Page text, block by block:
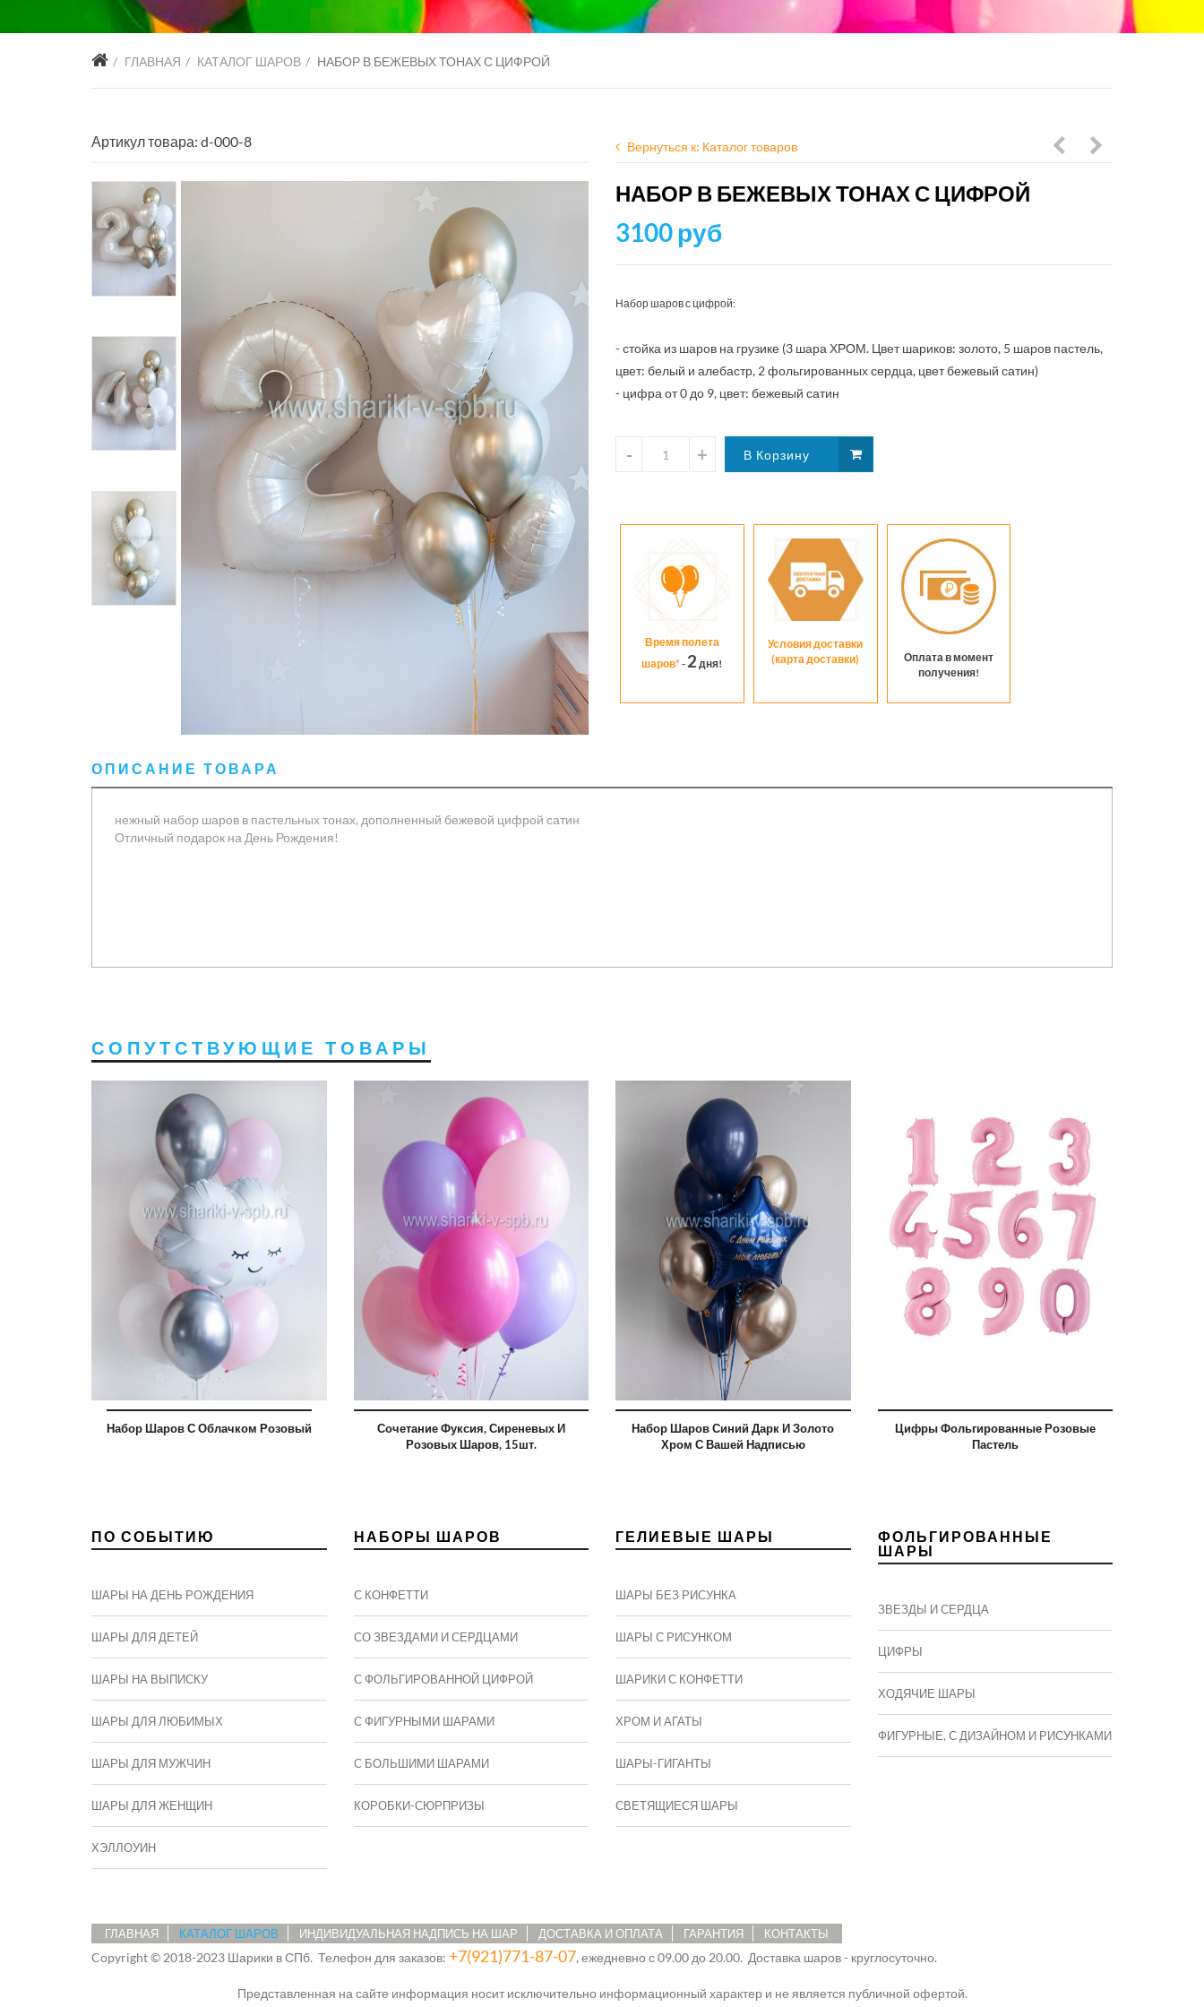
ГЛАВНАЯ КАТАЛОГ ШАРОВ НАБОР В БЕЖЕВЫХ ТОНАХ С ЦИФРОЙ
Артикул товара: d-000-8 Вернуться к: Каталог товаров
и
розовом
тонах
НАБОР В БЕЖЕВЫХ ТОНАХ С ЦИФРОЙ
3100 руб
Набор шаров с цифрой:
- стойка из шаров на грузике (3 шара ХРОМ. Цвет шариков: золото, 5 шаров пастель,
цвет: белый и алебастр, 2 фольгированных сердца, цвет бежевый сатин)
- цифра от 0 до 9, цвет: бежевый сатин
Время полета
шаров*- 2 дня!
Условия доставки
(карта доставки)
Оплата в момент
получения!
ОПИСАНИЕ ТОВАРА
нежный набор шаров в пастельных тонах, дополненный бежевой цифрой сатин
Отличный подарок на День Рождения!
СОПУТСТВУЮЩИЕ ТОВАРЫ
Набор Шаров С Облачком Розовый
Сочетание Фуксия, Сиреневых И
Розовых Шаров, 15шт.
Набор Шаров Синий Дарк И Золото
Хром С Вашей Надписью
Цифры Фольгированные Розовые
Пастель
ПО СОБЫТИЮ
ШАРЫ НА ДЕНЬ РОЖДЕНИЯ
ШАРЫ ДЛЯ ДЕТЕЙ
ШАРЫ НА ВЫПИСКУ
ШАРЫ ДЛЯ ЛЮБИМЫХ
ШАРЫ ДЛЯ МУЖЧИН
ШАРЫ ДЛЯ ЖЕНЩИН
ХЭЛЛОУИН
НАБОРЫ ШАРОВ
С КОНФЕТТИ
СО ЗВЕЗДАМИ И СЕРДЦАМИ
С ФОЛЬГИРОВАННОЙ ЦИФРОЙ
С ФИГУРНЫМИ ШАРАМИ
C БОЛЬШИМИ ШАРАМИ
КОРОБКИ-СЮРПРИЗЫ
ГЕЛИЕВЫЕ ШАРЫ
ШАРЫ БЕЗ РИСУНКА
ШАРЫ С РИСУНКОМ
ШАРИКИ С КОНФЕТТИ
ХРОМ И АГАТЫ
ШАРЫ-ГИГАНТЫ
СВЕТЯЩИЕСЯ ШАРЫ
ФОЛЬГИРОВАННЫЕ
ШАРЫ
ЗВЕЗДЫ И СЕРДЦА
ЦИФРЫ
ХОДЯЧИЕ ШАРЫ
ФИГУРНЫЕ, С ДИЗАЙНОМ И РИСУНКАМИ
ГЛАВНАЯ КАТАЛОГ ШАРОВ ИНДИВИДУАЛЬНАЯ НАДПИСЬ НА ШАР ДОСТАВКА И ОПЛАТА ГАРАНТИЯ КОНТАКТЫ
Copyright © 2018-2023 Шарики в СПб. Телефон для заказов: +7(921)771-87-07, ежедневно с 09.00 до 20.00. Доставка шаров - круглосуточно.
Представленная на сайте информация носит исключительно информационный характер и не является публичной офертой.